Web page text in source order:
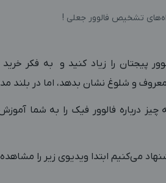
تشخیص فالوور جعلی !
پیجتان را زیاد کنید و به فکر
معروف و شلوغ نشان بدهد، اما در
درباره فالوور فیک را به شما
می‌کنیم ابتدا ویدیوی زیر را